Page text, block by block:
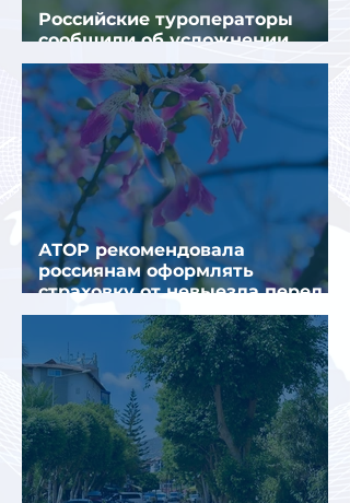
Российские туроператоры
сообщили об усложнении
получения виз в Грецию
АТОР рекомендовала
россиянам оформлять
страховку от невыезда перед
поездкой в Грецию